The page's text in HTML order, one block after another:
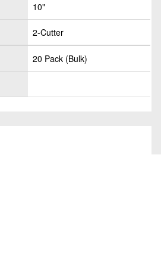
10"
2-Cutter
20 Pack (Bulk)